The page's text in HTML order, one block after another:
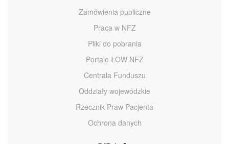
Zamówienia publiczne
Praca w NFZ
Pliki do pobrania
Portale ŁOW NFZ
Centrala Funduszu
Oddziały wojewódzkie
Rzecznik Praw Pacjenta
Ochrona danych